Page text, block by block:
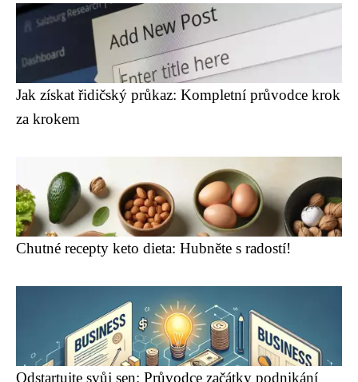
Jak získat řidičský průkaz: Kompletní průvodce krok
za krokem
Chutné recepty keto dieta: Hubněte s radostí!
Odstartujte svůj sen: Průvodce začátky podnikání